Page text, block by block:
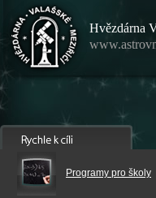
Hvězdárna
Programy pro školy